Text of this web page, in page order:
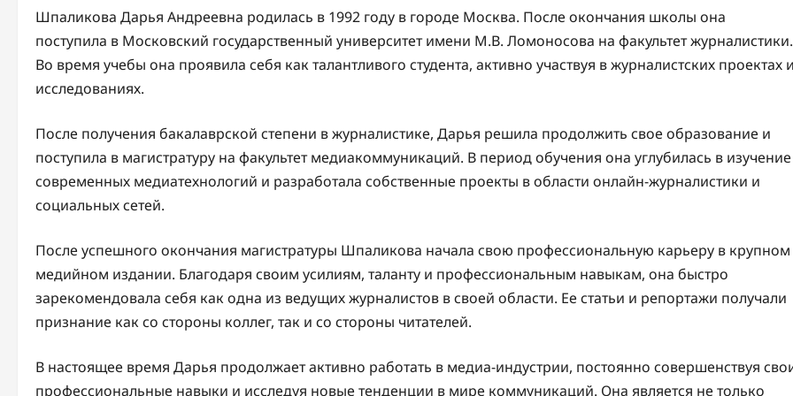
Шпаликова Дарья Андреевна родилась в 1992 году в городе Москва. После окончания школы она
поступила в Московский государственный университет имени М.В. Ломоносова на факультет журналистики.
Во время учебы она проявила себя как талантливого студента, активно участвуя в журналистских проектах
исследованиях.
После получения бакалаврской степени в журналистике, Дарья решила продолжить свое образование и
поступила в магистратуру на факультет медиакоммуникаций. В период обучения она углубилась в изучение
современных медиатехнологий и разработала собственные проекты в области онлайн-журналистики и
социальных сетей.
После успешного окончания магистратуры Шпаликова начала свою профессиональную карьеру в крупном
медийном издании. Благодаря своим усилиям, таланту и профессиональным навыкам, она быстро
зарекомендовала себя как одна из ведущих журналистов в своей области. Ее статьи и репортажи получали
признание как со стороны коллег, так и со стороны читателей.
В настоящее время Дарья продолжает активно работать в медиа-индустрии, постоянно совершенствуя
профессиональные навыки и исследуя новые тенденции в мире коммуникаций. Она является не только